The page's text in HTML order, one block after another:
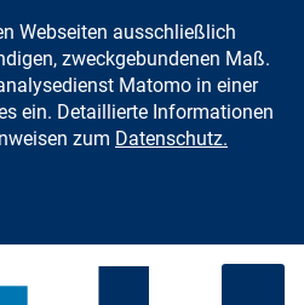
Zum Inhalt springen
Webseiten ausschließlich
zweckgebundenen Maß.
Matomo in einer
ein. Detaillierte Informationen
zum Datenschutz.